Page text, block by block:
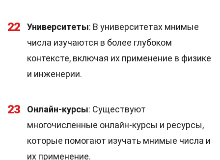
22 Университеты: В университетах мнимые
числа изучаются в более глубоком
контексте, включая их применение в физике
и инженерии.
23 Онлайн-курсы: Существуют
многочисленные онлайн-курсы и ресурсы,
которые помогают изучать мнимые числа и
их применение.